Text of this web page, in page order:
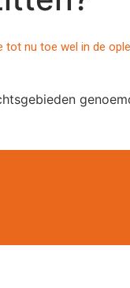
tot nu toe wel in de